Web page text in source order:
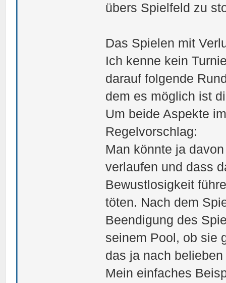
übers Spielfeld zu
Das Spielen mit
Ich kenne kein
darauf folgende
dem es möglich ist
Um beide Aspekte
Regelvorschlag:
Man könnte ja
verlaufen und dass
Bewustlosigkeit
töten. Nach dem
Beendigung des
seinem Pool, ob sie
das ja nach
Mein einfaches